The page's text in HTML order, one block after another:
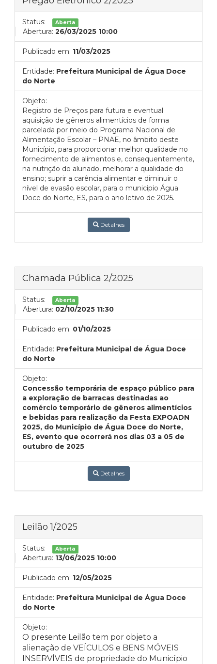
Status: Aberta
Abertura: 26/03/2025 10:00
Publicado em: 11/03/2025
Entidade: Prefeitura Municipal de Água Doce
do Norte
Objeto:
Registro de Preços para futura e eventual
aquisição de gêneros alimentícios de forma
parcelada por meio do Programa Nacional de
Alimentação Escolar – PNAE, no âmbito deste
Município, para proporcionar melhor qualidade no
fornecimento de alimentos e, consequentemente,
na nutrição do alunado, melhorar a qualidade do
ensino; suprir a carência alimentar e diminuir o
nível de evasão escolar, para o municipio Água
Doce do Norte, ES, para o ano letivo de 2025.
Detalhes
Chamada Pública 2/2025
Status: Aberta
Abertura: 02/10/2025 11:30
Publicado em: 01/10/2025
Entidade: Prefeitura Municipal de Água Doce
do Norte
Objeto:
Concessão temporária de espaço público para
a exploração de barracas destinadas ao
comércio temporário de gêneros alimentícios
e bebidas para realização da Festa EXPOADN
2025, do Município de Água Doce do Norte,
ES, evento que ocorrerá nos dias 03 a 05 de
outubro de 2025
Detalhes
Leilão 1/2025
Status: Aberta
Abertura: 13/06/2025 10:00
Publicado em: 12/05/2025
Entidade: Prefeitura Municipal de Água Doce
do Norte
Objeto:
O presente Leilão tem por objeto a
alienação de VEÍCULOS e BENS MÓVEIS
INSERVÍVEIS de propriedade do Município